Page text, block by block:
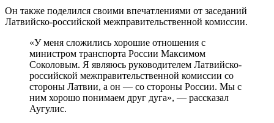
Он также поделился своими впечатлениями от заседаний
Латвийско-российской межправительственной комиссии.
«У меня сложились хорошие отношения с
министром транспорта России Максимом
Соколовым. Я являюсь руководителем Латвийско-
российской межправительственной комиссии со
стороны Латвии, а он — со стороны России. Мы с
ним хорошо понимаем друг дуга», — рассказал
Аугулис.